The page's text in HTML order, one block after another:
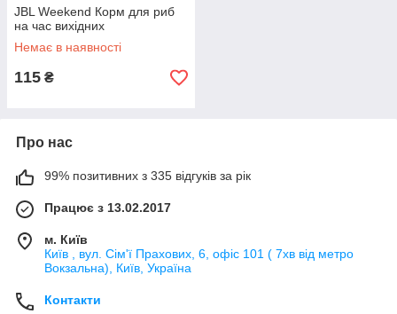
JBL Weekend Корм для риб
на час вихідних
Немає в наявності
115 ₴
Про нас
99% позитивних з 335 відгуків за рік
Працює з 13.02.2017
м. Київ
Київ , вул. Сім'ї Прахових, 6, офіс 101 ( 7хв від метро
Вокзальна), Київ, Україна
Контакти